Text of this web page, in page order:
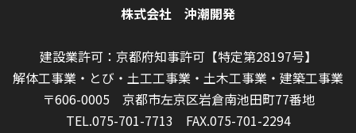
株式会社 沖潮開発
建設業許可：京都府知事許可【特定第28197号】
解体工事業・とび・土工工事業・土木工事業・建築工事業
〒606-0005 京都市左京区岩倉南池田町77番地
TEL.075-701-7713 FAX.075-701-2294